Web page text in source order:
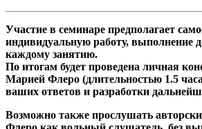
Участие в семинаре предполагает
индивидуальную работу, выполнение
каждому занятию.
По итогам будет проведена личная
Марией Флеро (длительностью 1.5
ваших ответов и разработки
Возможно также прослушать